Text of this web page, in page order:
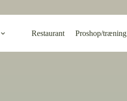
Restaurant Proshop/træning